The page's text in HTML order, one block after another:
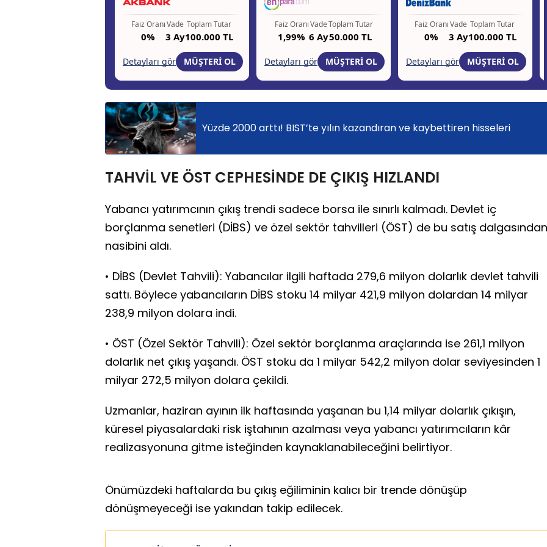
Yüzde 2000 arttı! BIST’te yılın kazandıran ve kaybettiren hisseleri
TAHVİL VE ÖST CEPHESİNDE DE ÇIKIŞ HIZLANDI
Yabancı yatırımcının çıkış trendi sadece borsa ile sınırlı kalmadı. Devlet iç
borçlanma senetleri (DİBS) ve özel sektör tahvilleri (ÖST) de bu satış dalgasından
nasibini aldı.
• DİBS (Devlet Tahvili): Yabancılar ilgili haftada 279,6 milyon dolarlık devlet tahvili
sattı. Böylece yabancıların DİBS stoku 14 milyar 421,9 milyon dolardan 14 milyar
238,9 milyon dolara indi.
• ÖST (Özel Sektör Tahvili): Özel sektör borçlanma araçlarında ise 261,1 milyon
dolarlık net çıkış yaşandı. ÖST stoku da 1 milyar 542,2 milyon dolar seviyesinden 1
milyar 272,5 milyon dolara çekildi.
Uzmanlar, haziran ayının ilk haftasında yaşanan bu 1,14 milyar dolarlık çıkışın,
küresel piyasalardaki risk iştahının azalması veya yabancı yatırımcıların kâr
realizasyonuna gitme isteğinden kaynaklanabileceğini belirtiyor.
Önümüzdeki haftalarda bu çıkış eğiliminin kalıcı bir trende dönüşüp
dönüşmeyeceği ise yakından takip edilecek.